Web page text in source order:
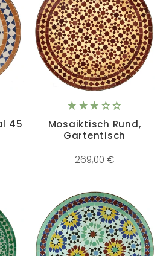
45
Mosaiktisch Rund,
Gartentisch
269,00 €